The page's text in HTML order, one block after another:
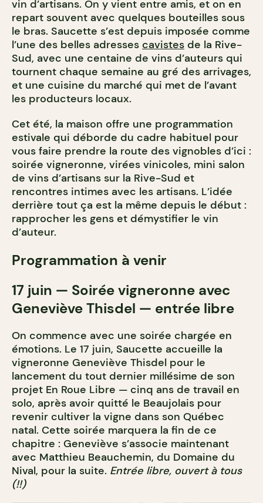
vin d’artisans. On y vient entre amis, et on en
repart souvent avec quelques bouteilles sous
le bras. Saucette s’est depuis imposée comme
l’une des belles adresses cavistes de la Rive-
Sud, avec une centaine de vins d’auteurs qui
tournent chaque semaine au gré des arrivages,
et une cuisine du marché qui met de l’avant
les producteurs locaux.
Cet été, la maison offre une programmation
estivale qui déborde du cadre habituel pour
vous faire prendre la route des vignobles d’ici :
soirée vigneronne, virées vinicoles, mini salon
de vins d’artisans sur la Rive-Sud et
rencontres intimes avec les artisans. L’idée
derrière tout ça est la même depuis le début :
rapprocher les gens et démystifier le vin
d’auteur.
Programmation à venir
17 juin — Soirée vigneronne avec
Geneviève Thisdel — entrée libre
On commence avec une soirée chargée en
émotions. Le 17 juin, Saucette accueille la
vigneronne Geneviève Thisdel pour le
lancement du tout dernier millésime de son
projet En Roue Libre — cinq ans de travail en
solo, après avoir quitté le Beaujolais pour
revenir cultiver la vigne dans son Québec
natal. Cette soirée marquera la fin de ce
chapitre : Geneviève s’associe maintenant
avec Matthieu Beauchemin, du Domaine du
Nival, pour la suite. Entrée libre, ouvert à tous
(!!)